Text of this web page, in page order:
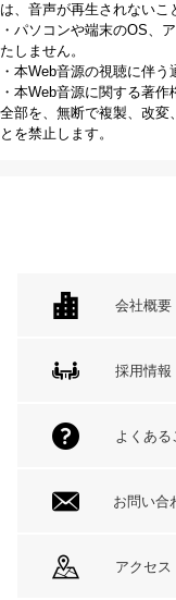
は、音声が再生されないこ
・パソコンや端末のOS、
たしません。
・本Web音源の視聴に伴
・本Web音源に関する著
全部を、無断で複製、改変
とを禁止します。
会社概要
採用情報
よくある
お問い合
アクセス